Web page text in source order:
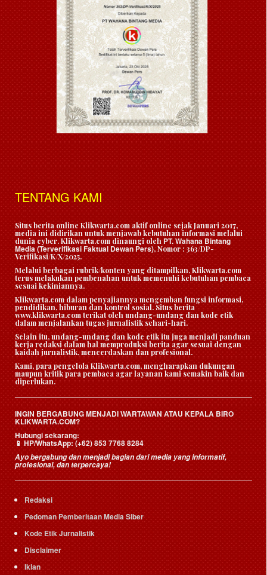
TENTANG KAMI
Situs berita online Klikwarta.com aktif online sejak Januari 2017,
media ini didirikan untuk menjawab kebutuhan informasi melalui
dunia cyber. Klikwarta.com dinaungi oleh PT. Wahana Bintang
Media (Terverifikasi Faktual Dewan Pers), Nomor : 363/DP-
Verifikasi/K/X/2025.
Melalui berbagai rubrik/konten yang ditampilkan, Klikwarta.com
terus melakukan pembenahan untuk memenuhi kebutuhan pembaca
sesuai kekiniannya.
Klikwarta.com dalam penyajiannya mengemban fungsi informasi,
pendidikan, hiburan dan kontrol sosial. Situs berita
www.klikwarta.com terikat oleh undang-undang dan kode etik
dalam menjalankan tugas jurnalistik sehari-hari.
Selain itu, undang-undang dan kode etik itu juga menjadi panduan
kerja redaksi dalam hal memproduksi berita agar sesuai dengan
kaidah jurnalistik, mencerdaskan dan profesional.
Kami, para pengelola Klikwarta.com, mengharapkan dukungan
maupun kritik para pembaca agar layanan kami semakin baik dan
diperlukan.
INGIN BERGABUNG MENJADI WARTAWAN ATAU KEPALA BIRO
KLIKWARTA.COM?
Hubungi sekarang:
📱HP/WhatsApp:(+62) 853 7768 8284
Ayo bergabung dan menjadi bagian dari media yang informatif,
profesional, dan terpercaya!
Redaksi
Pedoman Pemberitaan Media Siber
Kode Etik Jurnalistik
Disclaimer
Iklan